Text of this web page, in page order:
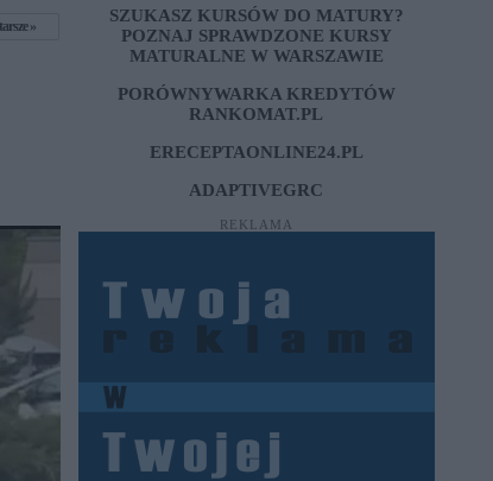
SZUKASZ KURSÓW DO MATURY?
POZNAJ SPRAWDZONE KURSY
MATURALNE W WARSZAWIE
PORÓWNYWARKA KREDYTÓW
RANKOMAT.PL
ERECEPTAONLINE24.PL
ADAPTIVEGRC
REKLAMA